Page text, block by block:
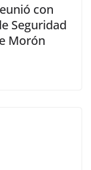
con
Seguridad
Morón